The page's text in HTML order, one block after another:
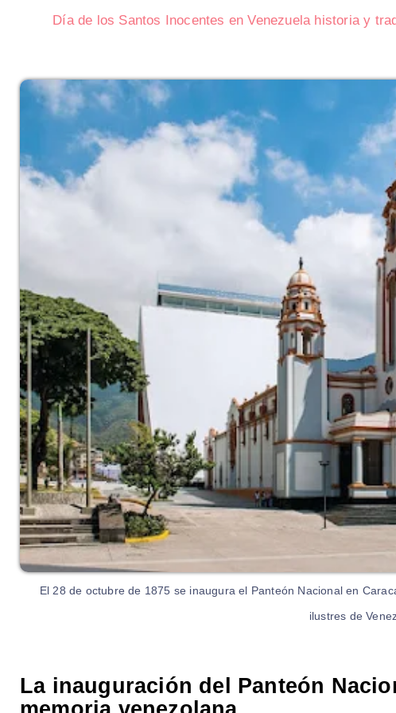
Día de los Santos Inocentes en Venezuela historia y
El 28 de octubre de 1875 se inaugura el Panteón Nacional en
ilustres de
La inauguración del Panteón